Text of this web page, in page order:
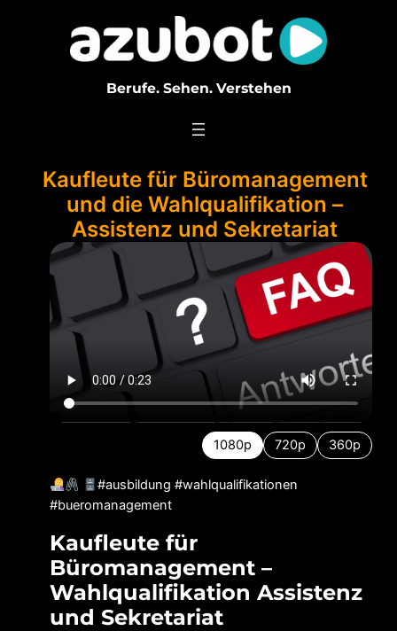
Berufe. Sehen. Verstehen
Kaufleute für Büromanagement
und die Wahlqualifikation –
Assistenz und Sekretariat
1080p 720p 360p
#ausbildung #wahlqualifikationen
#bueromanagement
Kaufleute für
Büromanagement –
Wahlqualifikation Assistenz
und Sekretariat